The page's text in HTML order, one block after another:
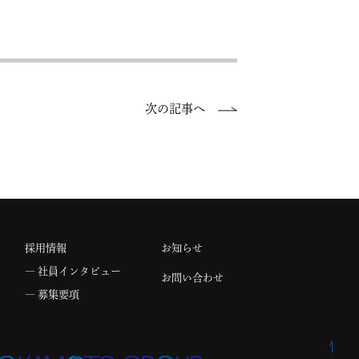
次の記事へ
採用情報
― 社員インタビュー
― 募集要項
お知らせ
お問い合わせ